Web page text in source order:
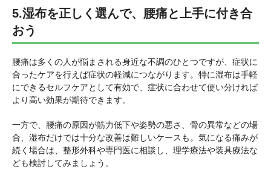
5.湿布を正しく選んで、腰痛と上手に付き合
おう
腰痛は多くの人が悩まされる身近な不調のひとつですが、症状に
合ったケアを行えば症状の軽減につながります。特に湿布は手軽
にできるセルフケアとして有効で、症状に合わせて使い分ければ
より高い効果が期待できます。
一方で、腰痛の原因が筋力低下や姿勢の悪さ、骨の異常などの場
合、湿布だけでは十分な改善は難しいケースも。気になる痛みが
続く場合は、整形外科や専門医に相談し、理学療法や装具療法な
ども検討してみましょう。